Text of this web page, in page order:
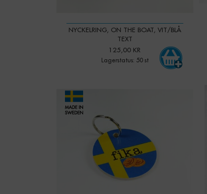
NYCKELRING, ON THE BOAT, VIT/BLÅ
TEXT
125,00 KR
Lagerstatus: 50 st
Qty: